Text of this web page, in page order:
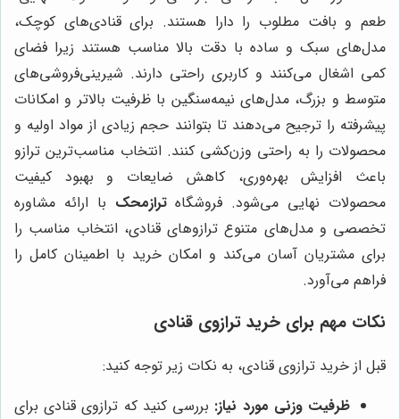
طعم و بافت مطلوب را دارا هستند. برای قنادی‌های کوچک،
مدل‌های سبک و ساده با دقت بالا مناسب هستند زیرا فضای
کمی اشغال می‌کنند و کاربری راحتی دارند. شیرینی‌فروشی‌های
متوسط و بزرگ، مدل‌های نیمه‌سنگین با ظرفیت بالاتر و امکانات
پیشرفته را ترجیح می‌دهند تا بتوانند حجم زیادی از مواد اولیه و
محصولات را به راحتی وزن‌کشی کنند. انتخاب مناسب‌ترین ترازو
باعث افزایش بهره‌وری، کاهش ضایعات و بهبود کیفیت
محصولات نهایی می‌شود. فروشگاهترازمحک با ارائه مشاوره
تخصصی و مدل‌های متنوع ترازوهای قنادی، انتخاب مناسب را
برای مشتریان آسان می‌کند و امکان خرید با اطمینان کامل را
فراهم می‌آورد.
نکات مهم برای خرید ترازوی قنادی
قبل از خرید ترازوی قنادی، به نکات زیر توجه کنید:
ظرفیت وزنی مورد نیاز: بررسی کنید که ترازوی قنادی برای